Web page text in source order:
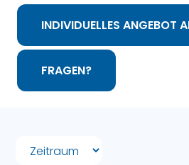
INDIVIDUELLES ANGEBOT
FRAGEN?